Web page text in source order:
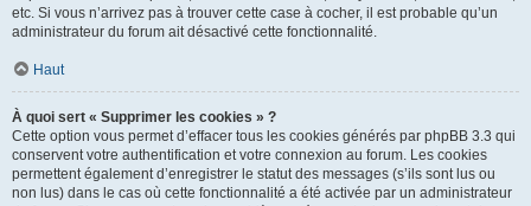
etc. Si vous n’arrivez pas à trouver cette case à cocher, il est probable qu’un
administrateur du forum ait désactivé cette fonctionnalité.
Haut
À quoi sert « Supprimer les cookies » ?
Cette option vous permet d’effacer tous les cookies générés par phpBB 3.3 qui
conservent votre authentification et votre connexion au forum. Les cookies
permettent également d’enregistrer le statut des messages (s’ils sont lus ou
non lus) dans le cas où cette fonctionnalité a été activée par un administrateur